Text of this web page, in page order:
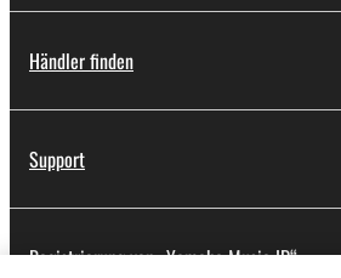
Händler finden
Support
Registrierung von „Yamaha Music ID“